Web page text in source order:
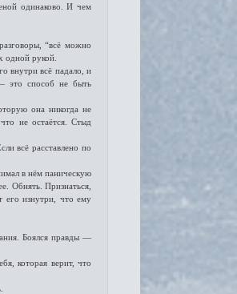
одинаково. И чем
“всё можно
одной рукой.
внутри всё падало, и
это способ не быть
она никогда не
не остаётся. Стыд
всё расставлено по
в нём паническую
Обнять. Признаться,
его изнутри, что ему
Боялся правды —
которая верит, что